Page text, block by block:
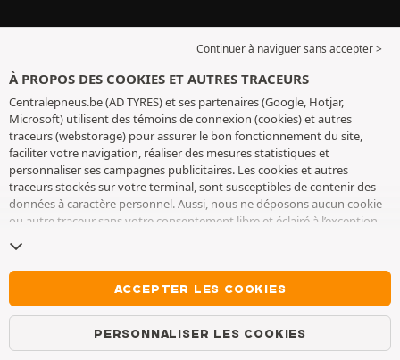
Continuer à naviguer sans accepter >
À PROPOS DES COOKIES ET AUTRES TRACEURS
Centralepneus.be (AD TYRES) et ses partenaires (Google, Hotjar,
Microsoft) utilisent des témoins de connexion (cookies) et autres
traceurs (webstorage) pour assurer le bon fonctionnement du site,
faciliter votre navigation, réaliser des mesures statistiques et
personnaliser ses campagnes publicitaires. Les cookies et autres
traceurs stockés sur votre terminal, sont susceptibles de contenir des
données à caractère personnel. Aussi, nous ne déposons aucun cookie
ou autre traceur sans votre consentement libre et éclairé à l’exception
conservons votre choix pendant 6 mois. Vous pouvez retirer votre
consentement à tout moment en vous rendant sur lapage cookies et
. Vous pouvez choisir de continuer à naviguer sans
accepter le dépôt de cookies ou autres traceurs. Le refus ne fait pas
obstacle à l’accès aux services AD TYRES. Pour plus d’informations, nous
vous invitons à consulterla page cookies et autres traceurs
ACCEPTER LES COOKIES
PERSONNALISER LES COOKIES